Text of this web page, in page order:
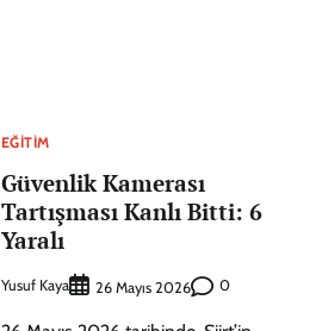
EĞITIM
Güvenlik Kamerası
Tartışması Kanlı Bitti: 6
Yaralı
Yusuf Kaya 26 Mayıs 2026 0